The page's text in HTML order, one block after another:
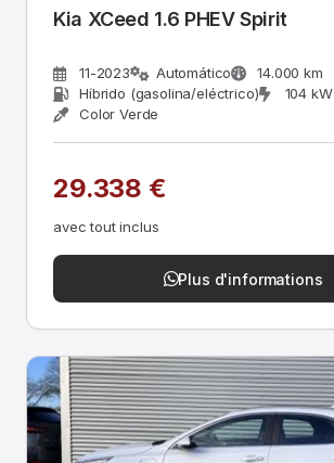
Kia XCeed 1.6 PHEV Spirit
11-2023 Automático
14.000 km
Híbrido (gasolina/eléctrico)
104 kW
Color Verde
29.338 €
avec tout inclus
Plus d'informations